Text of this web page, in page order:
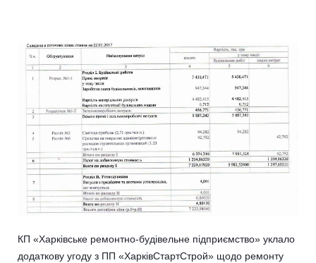
КП «Харківське ремонтно-будівельне підприємство» уклало
додаткову угоду з ПП «ХарківСтартСтрой» щодо ремонту